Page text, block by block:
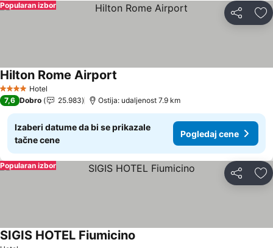
Deli
Popularan izbor
4 ZvezdiceHotel
Hilton Rome Airport
7,6 Dobro 25.983 Ostija: udaljenost 7.9 km
Izaberi datume da bi se prikazale
tačne cene
Pogledaj cene
Deli
Popularan izbor
SIGIS HOTEL Fiumicino